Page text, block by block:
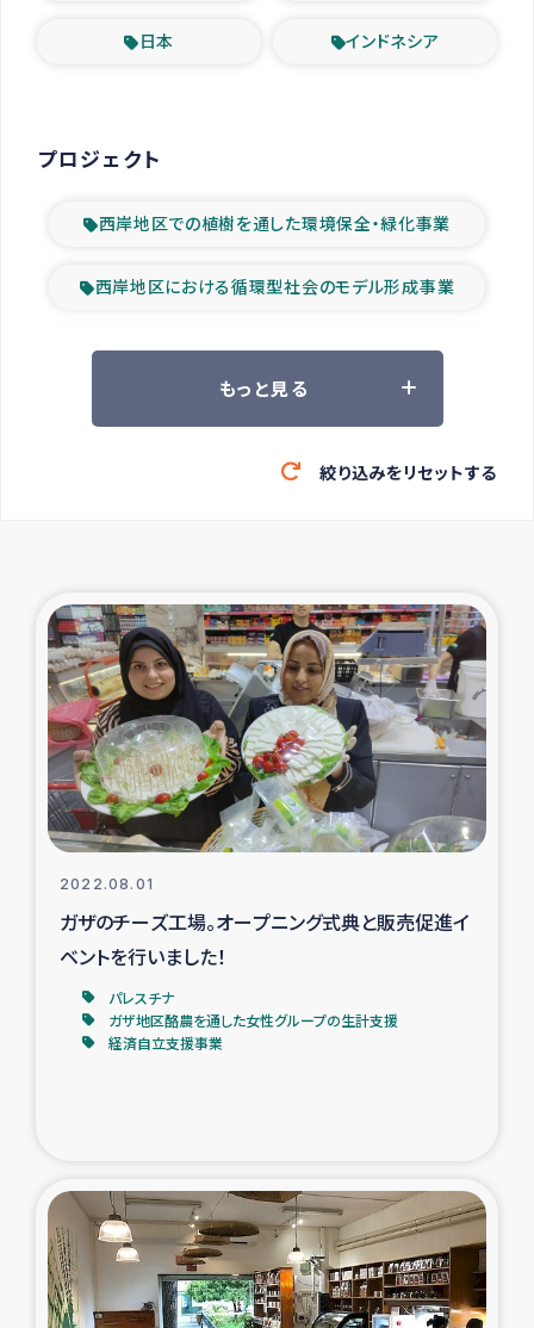
日本 インドネシア
プロジェクト
西岸地区での植樹を通した環境保全・緑化事業
西岸地区における循環型社会のモデル形成事業
ツアー参加者の声
緊急救援の時代
東ティモール豪雨緊急支援
大雨による洪水被災者支援
カカオ生産者支援事業
シリア国内避難民・帰還民の生活再建支援
トルコにおけるシリア難民支援事業
インドネシア中部 スラウェシの地震・津波被災者支援
スリランカ ジャフナ県干物事業
スリランカの南北女性をつなぐサリー・リサイクル・プロ
ジェクト
もっと見る
絞り込みをリセットする
2022.08.01
ガザのチーズ工場。オープニング式典と販売促進イ
ベントを行いました！
パレスチナ
ガザ地区酪農を通した女性グループの生計支援
経済自立支援事業